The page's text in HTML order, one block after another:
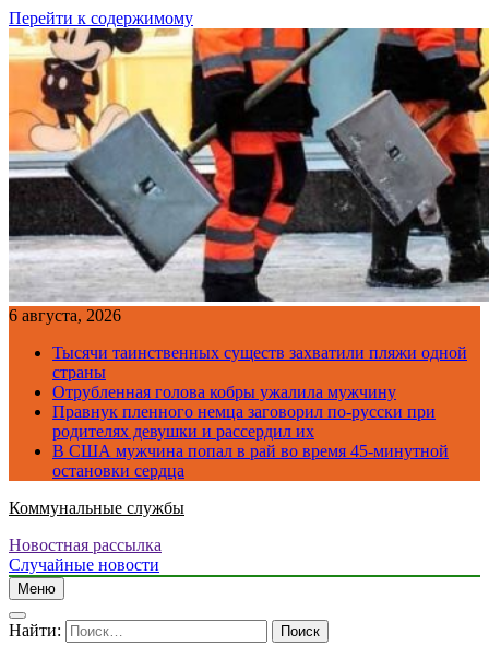
Перейти к содержимому
6 августа, 2026
Тысячи таинственных существ захватили пляжи одной
страны
Отрубленная голова кобры ужалила мужчину
Правнук пленного немца заговорил по-русски при
родителях девушки и рассердил их
В США мужчина попал в рай во время 45-минутной
остановки сердца
Коммунальные службы
Новостная рассылка
Случайные новости
Меню
Найти: